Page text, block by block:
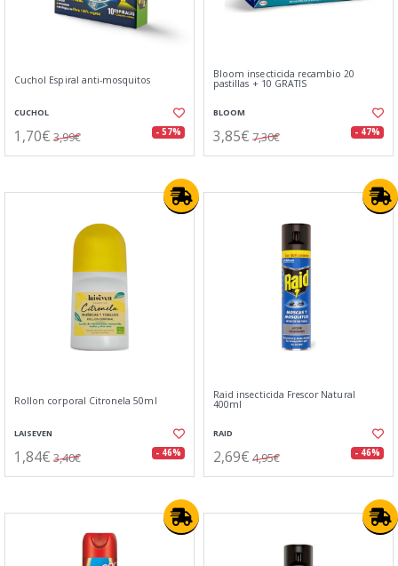
Cuchol Espiral anti-mosquitos
CUCHOL
1,70€ 3,99€ - 57%
Bloom insecticida recambio 20
pastillas + 10 GRATIS
BLOOM
3,85€ 7,30€ - 47%
Rollon corporal Citronela 50ml
LAISEVEN
1,84€ 3,40€ - 46%
Raid insecticida Frescor Natural
400ml
RAID
2,69€ 4,95€ - 46%